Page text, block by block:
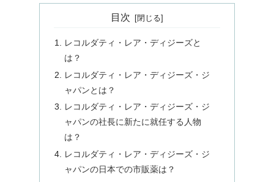
目次
レコルダティ・レア・ディジーズと
は？
レコルダティ・レア・ディジーズ・ジ
ャパンとは？
レコルダティ・レア・ディジーズ・ジ
ャパンの社長に新たに就任する人物
は？
レコルダティ・レア・ディジーズ・ジ
ャパンの日本での市販薬は？